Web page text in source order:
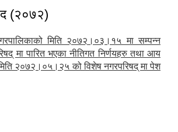
(२०७२)
मिति २०७२।०३।१५ मा सम्पन्न
मा पारित भएका नीतिगत निर्णयहरु तथा आय
२०७२।०५।२५ को विशेष नगरपरिषद् मा पेश